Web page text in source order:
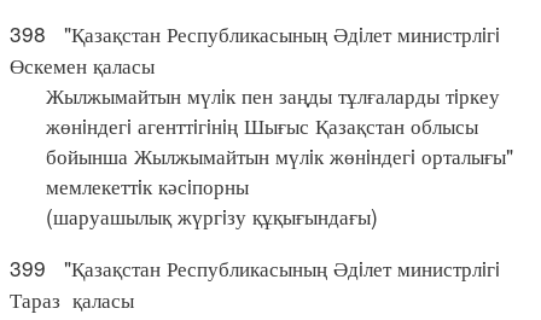
398 "Қазақстан Республикасының Әдiлет министрлiгi
Өскемен қаласы
Жылжымайтын мүлiк пен заңды тұлғаларды тiркеу
жөнiндегi агенттiгiнiң Шығыс Қазақстан облысы
бойынша Жылжымайтын мүлiк жөнiндегi орталығы"
мемлекеттiк кәсiпорны
(шаруашылық жүргiзу құқығындағы)
399 "Қазақстан Республикасының Әдiлет министрлiгi
Тараз қаласы